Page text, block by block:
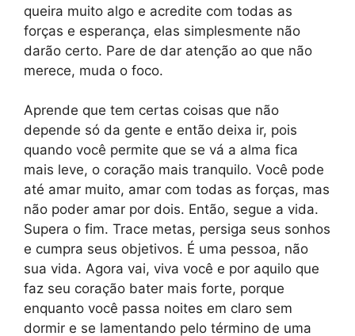
queira muito algo e acredite com todas as
forças e esperança, elas simplesmente não
darão certo. Pare de dar atenção ao que não
merece, muda o foco.
Aprende que tem certas coisas que não
depende só da gente e então deixa ir, pois
quando você permite que se vá a alma fica
mais leve, o coração mais tranquilo. Você pode
até amar muito, amar com todas as forças, mas
não poder amar por dois. Então, segue a vida.
Supera o fim. Trace metas, persiga seus sonhos
e cumpra seus objetivos. É uma pessoa, não
sua vida. Agora vai, viva você e por aquilo que
faz seu coração bater mais forte, porque
enquanto você passa noites em claro sem
dormir e se lamentando pelo término de uma